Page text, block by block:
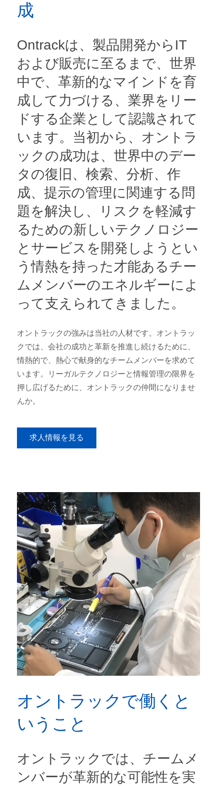
成
Ontrackは、製品開発からIT
および販売に至るまで、世界
中で、革新的なマインドを育
成して力づける、業界をリー
ドする企業として認識されて
います。当初から、オントラ
ックの成功は、世界中のデー
タの復旧、検索、分析、作
成、提示の管理に関連する問
題を解決し、リスクを軽減す
るための新しいテクノロジー
とサービスを開発しようとい
う情熱を持った才能あるチー
ムメンバーのエネルギーによ
って支えられてきました。
オントラックの強みは当社の人材です。オントラッ
クでは、会社の成功と革新を推進し続けるために、
情熱的で、熱心で献身的なチームメンバーを求めて
います。リーガルテクノロジーと情報管理の限界を
押し広げるために、オントラックの仲間になりませ
んか。
求人情報を見る
オントラックで働くと
いうこと
オントラックでは、チームメ
ンバーが革新的な可能性を実